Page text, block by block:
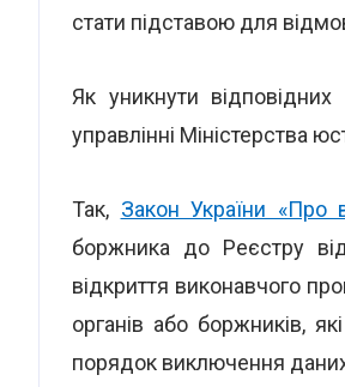
стати підставою для
Як уникнути відповідних
управлінні Міністерства
Так, Закон України «Про
боржника до Реєстру
відкриття виконавчого
органів або боржників,
порядок виключення